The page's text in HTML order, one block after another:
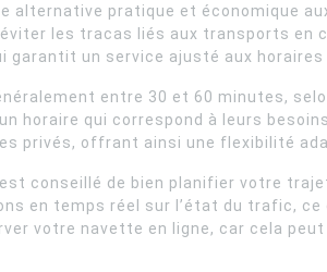
alternative pratique et économique
les tracas liés aux transports en
un service ajusté aux horaires
entre 30 et 60 minutes,
horaire qui correspond à leurs
privés, offrant ainsi une flexibilité
conseillé de bien planifier votre
en temps réel sur l’état du trafic,
votre navette en ligne, car cela